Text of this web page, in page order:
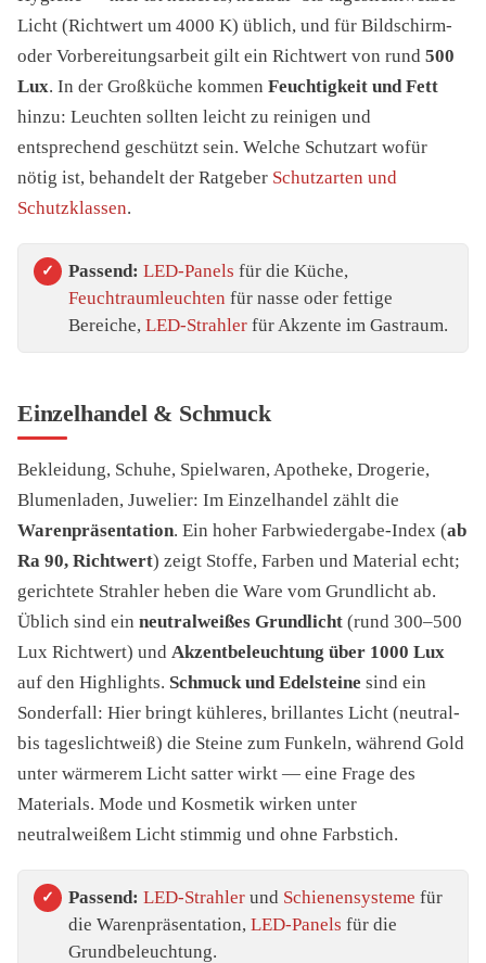
Licht (Richtwert um 4000 K) üblich, und für Bildschirm-
oder Vorbereitungsarbeit gilt ein Richtwert von rund 500
Lux. In der Großküche kommen Feuchtigkeit und Fett
hinzu: Leuchten sollten leicht zu reinigen und
entsprechend geschützt sein. Welche Schutzart wofür
nötig ist, behandelt der Ratgeber Schutzarten und
Schutzklassen.
Passend: LED-Panels für die Küche,
Feuchtraumleuchten für nasse oder fettige
Bereiche, LED-Strahler für Akzente im Gastraum.
Einzelhandel & Schmuck
Bekleidung, Schuhe, Spielwaren, Apotheke, Drogerie,
Blumenladen, Juwelier: Im Einzelhandel zählt die
Warenpräsentation. Ein hoher Farbwiedergabe-Index (ab
Ra 90, Richtwert) zeigt Stoffe, Farben und Material echt;
gerichtete Strahler heben die Ware vom Grundlicht ab.
Üblich sind ein neutralweißes Grundlicht (rund 300–500
Lux Richtwert) und Akzentbeleuchtung über 1000 Lux
auf den Highlights. Schmuck und Edelsteine sind ein
Sonderfall: Hier bringt kühleres, brillantes Licht (neutral-
bis tageslichtweiß) die Steine zum Funkeln, während Gold
unter wärmerem Licht satter wirkt — eine Frage des
Materials. Mode und Kosmetik wirken unter
neutralweißem Licht stimmig und ohne Farbstich.
Passend: LED-Strahler und Schienensysteme für
die Warenpräsentation, LED-Panels für die
Grundbeleuchtung.